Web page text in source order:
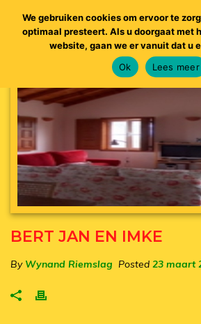
BERT JAN EN IMKE
By Wynand Riemslag Posted 23 maart
We gebruiken cookies om ervoor te
optimaal presteert. Als u doorgaat met
website, gaan we er vanuit dat u
Ok
Lees meer